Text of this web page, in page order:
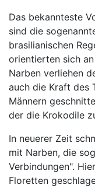
Das bekannteste
sind die
brasilianischen
orientierten sich
Narben verliehen
auch die Kraft des
Männern
der die Krokodile
In neuerer Zeit
mit Narben, die
Verbindungen".
Floretten